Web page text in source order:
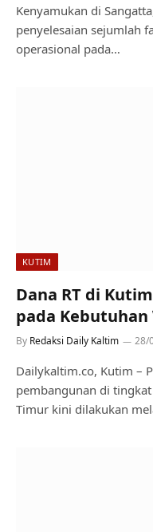
Kenyamukan di
penyelesaian sejumlah
operasional pada…
KUTIM
Dana RT di
pada Kebutuhan
By Redaksi Daily Kaltim 28/
Dailykaltim.co, Kutim –
pembangunan di tingkat
Timur kini dilakukan